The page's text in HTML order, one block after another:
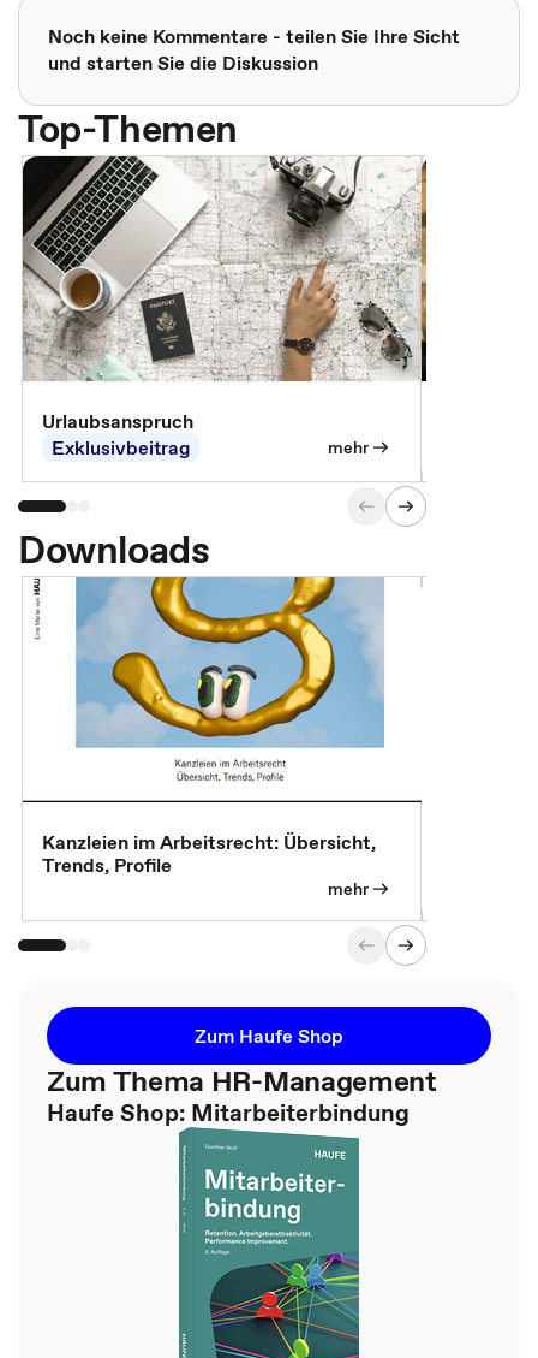
Noch keine Kommentare - teilen Sie Ihre Sicht
und starten Sie die Diskussion
Top-Themen
Urlaubsanspruch
Exklusivbeitrag
mehr
Downloads
Kanzleien im Arbeitsrecht: Übersicht,
Trends, Profile
mehr
Zum Haufe Shop
Zum Thema HR-Management
Haufe Shop: Mitarbeiterbindung